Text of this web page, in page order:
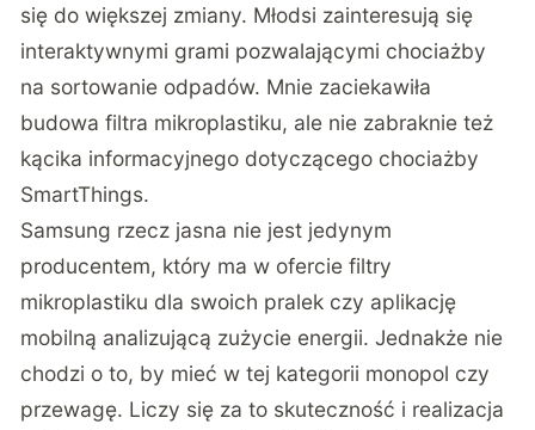
się do większej zmiany. Młodsi zainteresują się
interaktywnymi grami pozwalającymi chociażby
na sortowanie odpadów. Mnie zaciekawiła
budowa filtra mikroplastiku, ale nie zabraknie też
kącika informacyjnego dotyczącego chociażby
SmartThings.
Samsung rzecz jasna nie jest jedynym
producentem, który ma w ofercie filtry
mikroplastiku dla swoich pralek czy aplikację
mobilną analizującą zużycie energii. Jednakże nie
chodzi o to, by mieć w tej kategorii monopol czy
przewagę. Liczy się za to skuteczność i realizacja